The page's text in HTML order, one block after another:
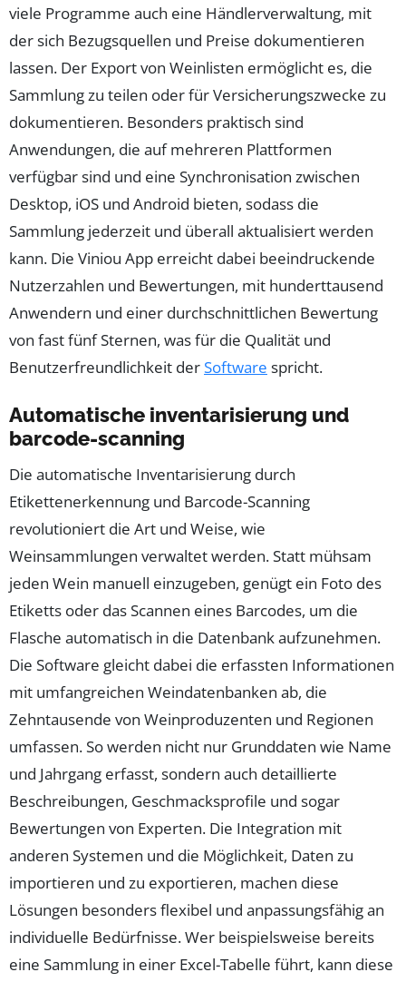
viele Programme auch eine Händlerverwaltung, mit
der sich Bezugsquellen und Preise dokumentieren
lassen. Der Export von Weinlisten ermöglicht es, die
Sammlung zu teilen oder für Versicherungszwecke zu
dokumentieren. Besonders praktisch sind
Anwendungen, die auf mehreren Plattformen
verfügbar sind und eine Synchronisation zwischen
Desktop, iOS und Android bieten, sodass die
Sammlung jederzeit und überall aktualisiert werden
kann. Die Viniou App erreicht dabei beeindruckende
Nutzerzahlen und Bewertungen, mit hunderttausend
Anwendern und einer durchschnittlichen Bewertung
von fast fünf Sternen, was für die Qualität und
Benutzerfreundlichkeit derSoftware spricht.
Automatische inventarisierung und
barcode-scanning
Die automatische Inventarisierung durch
Etikettenerkennung und Barcode-Scanning
revolutioniert die Art und Weise, wie
Weinsammlungen verwaltet werden. Statt mühsam
jeden Wein manuell einzugeben, genügt ein Foto des
Etiketts oder das Scannen eines Barcodes, um die
Flasche automatisch in die Datenbank aufzunehmen.
Die Software gleicht dabei die erfassten Informationen
mit umfangreichen Weindatenbanken ab, die
Zehntausende von Weinproduzenten und Regionen
umfassen. So werden nicht nur Grunddaten wie Name
und Jahrgang erfasst, sondern auch detaillierte
Beschreibungen, Geschmacksprofile und sogar
Bewertungen von Experten. Die Integration mit
anderen Systemen und die Möglichkeit, Daten zu
importieren und zu exportieren, machen diese
Lösungen besonders flexibel und anpassungsfähig an
individuelle Bedürfnisse. Wer beispielsweise bereits
eine Sammlung in einer Excel-Tabelle führt, kann diese